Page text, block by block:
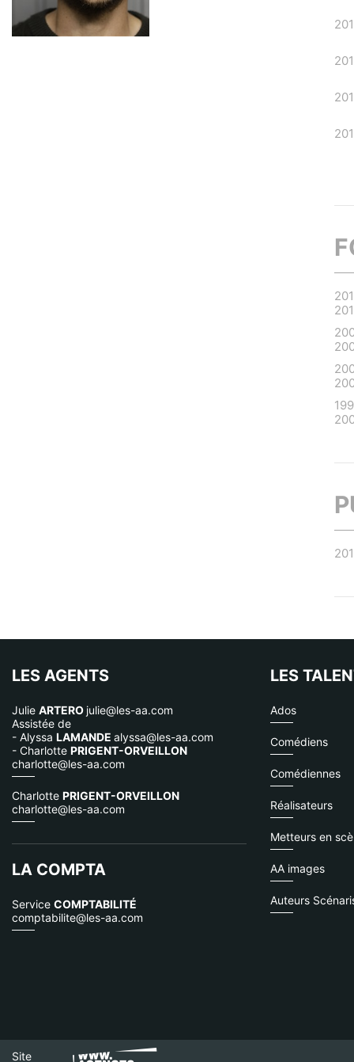
LES AGENTS
Julie ARTERO julie@les-aa.com
Assistée de
- Alyssa LAMANDE alyssa@les-aa.com
- Charlotte PRIGENT-ORVEILLON
charlotte@les-aa.com
Charlotte PRIGENT-ORVEILLON
charlotte@les-aa.com
LA COMPTA
Service COMPTABILITÉ
comptabilite@les-aa.com
LES
Ados
Comédiens
Comédiennes
Réalisateurs
Metteurs en
AA images
Auteurs
Site